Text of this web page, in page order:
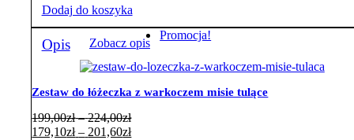
Dodaj do koszyka
Opis Zobacz opis
Promocja!
Zestaw do łóżeczka z warkoczem misie tulące
199,00zł – 224,00złZakres
cen:
179,10zł – 201,60złZakres